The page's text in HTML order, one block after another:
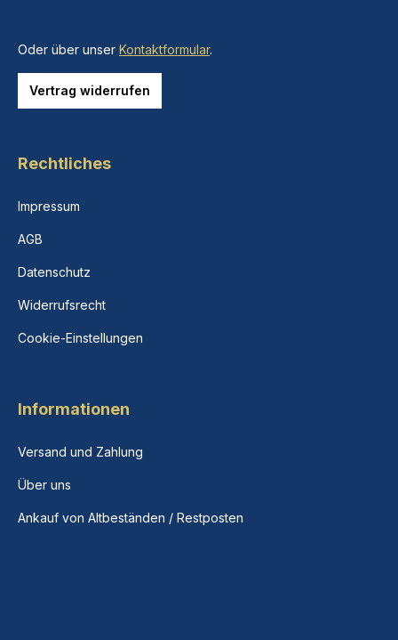
Oder über unser Kontaktformular.
Vertrag widerrufen
Rechtliches
Impressum
AGB
Datenschutz
Widerrufsrecht
Cookie-Einstellungen
Informationen
Versand und Zahlung
Über uns
Ankauf von Altbeständen / Restposten